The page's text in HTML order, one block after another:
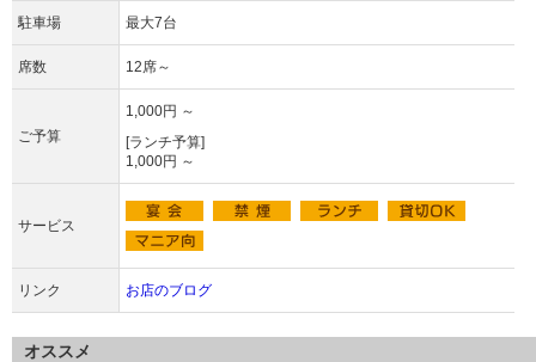
駐車場 最大7台
席数 12席～
ご予算
1,000円 ～
[ランチ予算]
1,000円 ～
サービス
リンク お店のブログ
オススメ